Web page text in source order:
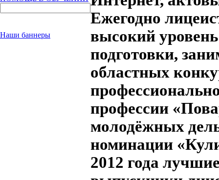
Наши баннеры
Ежегодно
высокий
подготовки,
областных
профессии
молодёжных
номинации
2012 года